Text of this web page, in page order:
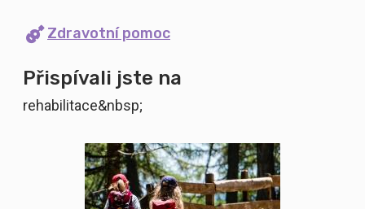
Zdravotní pomoc
Přispívali jste na
rehabilitace&nbsp;